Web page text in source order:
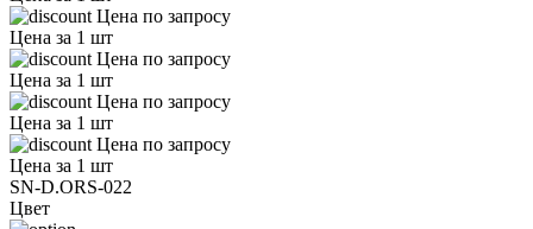
Цена по запросу
Цена за 1 шт
Цена по запросу
Цена за 1 шт
Цена по запросу
Цена за 1 шт
Цена по запросу
Цена за 1 шт
SN-D.ORS-022
Цвет